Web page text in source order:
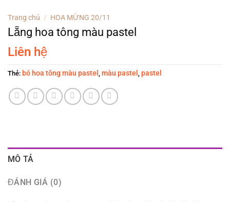
Trang chủ / HOA MỪNG 20/11
Lẵng hoa tông màu pastel
Liên hệ
Thẻ: bó hoa tông màu pastel màu pastel pastel
MÔ TẢ
ĐÁNH GIÁ (0)